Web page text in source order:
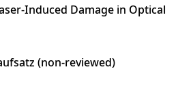
Induced Damage in Optical
(non-reviewed)